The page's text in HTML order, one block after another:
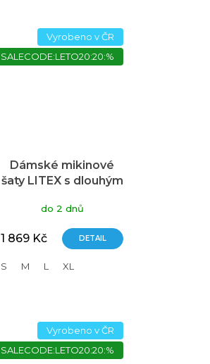
Vyrobeno v ČR
SALECODE:LETO20:20:%
Dámské mikinové
šaty LITEX s dlouhým
do 2 dnů
1 869 Kč DETAIL
S M L XL
Vyrobeno v ČR
SALECODE:LETO20:20:%